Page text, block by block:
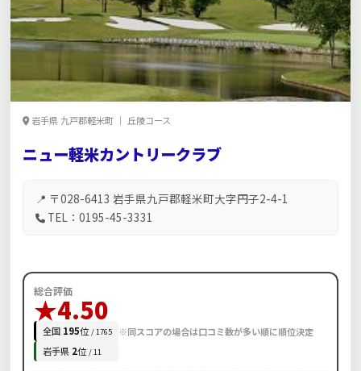
岩手県 九戸郡軽米町 ｜ 丘陵コース
ニュー軽米カントリークラブ
📍 〒028-6413 岩手県九戸郡軽米町大字円子2-4-1
TEL：0195-45-3331
総合評価
★4.50
全国 195位 / 1765
岩手県 2位 / 11
※同スコアの場合は口コミ数が多い順に順位決定